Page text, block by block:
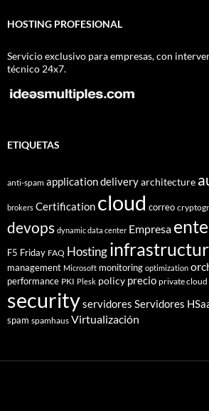
HOSTING PROFESIONAL
Servicio exclusivo para empresas, con
técnico 24x7.
ETIQUETAS
anti-spam application deliveryarchitecture
brokers Certification cloud correo
devops dynamic data center Empresa
F5 Friday FAQ Hosting
management Microsoft monitoring optimization
performance PKI Plesk policy precio private
securityservidores Servidores
spam spamhaus Virtualización